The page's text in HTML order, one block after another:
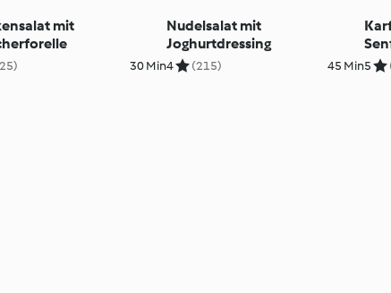
mit
30 Min
Nudelsalat mit
Joghurtdressing
4 (215) 45 Min5